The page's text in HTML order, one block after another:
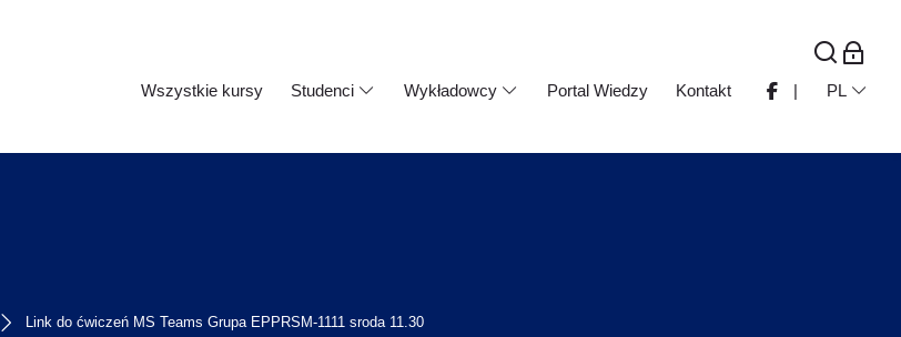
Wszystkie kursy Studenci Wykładowcy Portal Wiedzy Kontakt | PL
Link do ćwiczeń MS Teams Grupa EPPRSM-1111 sroda 11.30